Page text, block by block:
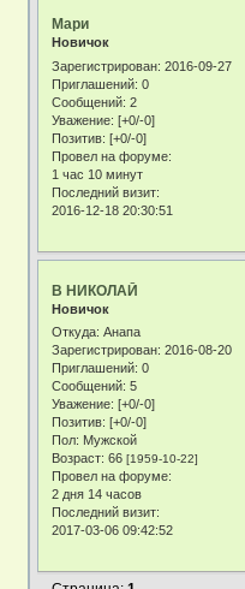
Мари
Новичок
Зарегистрирован: 2016-09-27
Приглашений: 0
Сообщений: 2
Уважение: [+0/-0]
Позитив: [+0/-0]
Провел на форуме:
1 час 10 минут
Последний визит:
2016-12-18 20:30:51
В НИКОЛАЙ
Новичок
Откуда: Анапа
Зарегистрирован: 2016-08-20
Приглашений: 0
Сообщений: 5
Уважение: [+0/-0]
Позитив: [+0/-0]
Пол: Мужской
Возраст: 66[1959-10-22]
Провел на форуме:
2 дня 14 часов
Последний визит:
2017-03-06 09:42:52